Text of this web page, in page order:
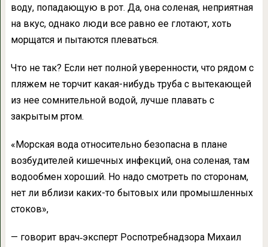
воду, попадающую в рот. Да, она соленая, неприятная
на вкус, однако люди все равно ее глотают, хоть
морщатся и пытаются плеваться.
Что не так? Если нет полной уверенности, что рядом с
пляжем не торчит какая-нибудь труба с вытекающей
из нее сомнительной водой, лучше плавать с
закрытым ртом.
«Морская вода относительно безопасна в плане
возбудителей кишечных инфекций, она соленая, там
водообмен хороший. Но надо смотреть по сторонам,
нет ли вблизи каких-то бытовых или промышленных
стоков»,
— говорит врач‐эксперт Роспотребнадзора Михаил